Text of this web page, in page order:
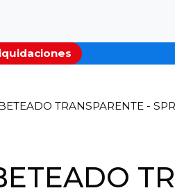
TRANSPARENTE -